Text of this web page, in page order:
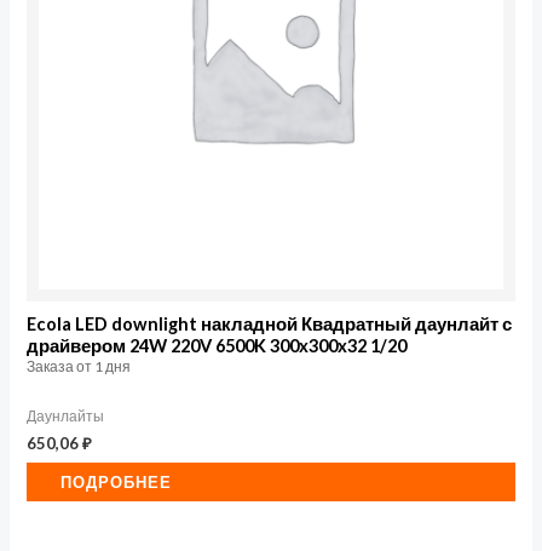
Ecola LED downlight накладной Квадратный даунлайт с
драйвером 24W 220V 6500K 300x300x32 1/20
Заказа от 1 дня
Даунлайты
650,06₽
ПОДРОБНЕЕ